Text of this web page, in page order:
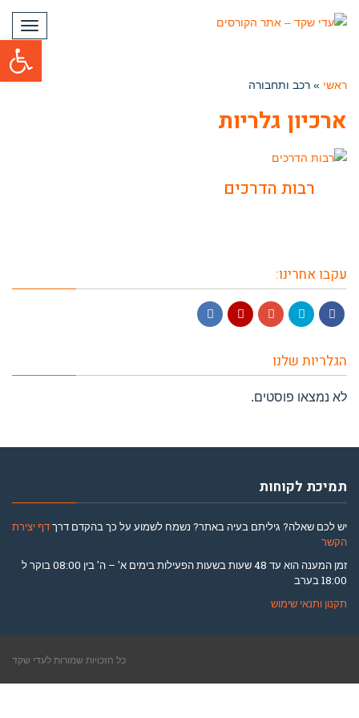
ראשי » רכב ותחבורה
ארכיון גלריות
רבות הדרכים
עקבו אחרינו:
הגלריות שלנו
לא נמצאו פוסטים.
תמיכת לקוחות
יש לכם שאלה? גיליתם בעיה באתר? נשמח לשמוע על כך בהקדם דרךדף יצירת
הקשר
זמן המענה הוא עד 48 שעות בשעות הפעילות בימים א' – ה' בין 08:00 בוקר ל
18:00 בערב
תקנון ותנאי שימוש
כל הזכויות שמורות לעדי שקד
פתח